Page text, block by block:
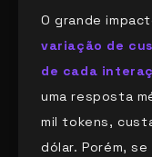
O grande
variação de
de cada
uma resposta
mil tokens,
dólar. Porém,